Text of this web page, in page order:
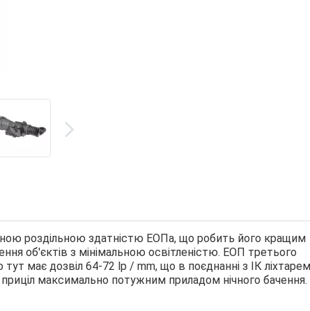
роздільною здатністю ЕОПа, що робить його кращим
об'єктів з мінімальною освітленістю. ЕОП третього
тут має дозвіл 64-72 lp / mm, що в поєднанні з ІК ліхтарем
максимально потужним приладом нічного бачення.